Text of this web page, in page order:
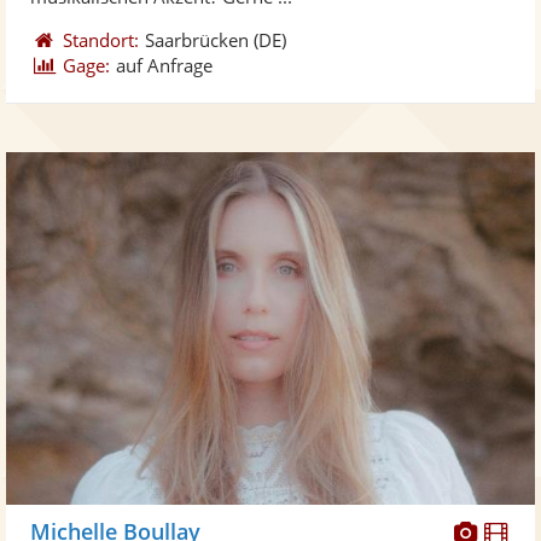
Standort: Saarbrücken (DE)
Gage: auf Anfrage
Michelle Boullay